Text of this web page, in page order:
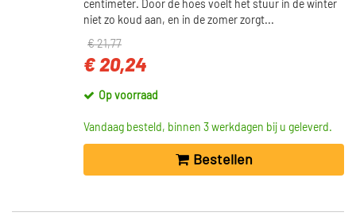
centimeter. Door de hoes voelt het stuur in de winter
niet zo koud aan, en in de zomer zorgt...
€ 21,77
€ 20,24
Op voorraad
Vandaag besteld, binnen 3 werkdagen bij u geleverd.
Bestellen